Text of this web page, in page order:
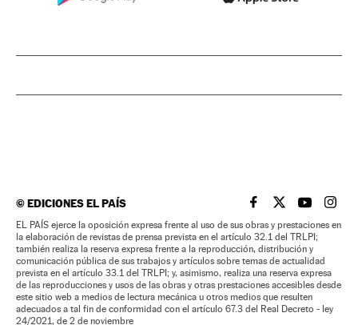
©EDICIONES EL PAÍS EL PAÍS BRASIL EN
EL PAÍSEL PAÍS
EL
EL PAÍS ejerce la oposición expresa frente al uso de sus obras y prestaciones en
la elaboración de revistas de prensa prevista en el artículo 32.1 del TRLPI;
también realiza la reserva expresa frente a la reproducción, distribución y
comunicación pública de sus trabajos y artículos sobre temas de actualidad
prevista en el artículo 33.1 del TRLPI; y, asimismo, realiza una reserva expresa
de las reproducciones y usos de las obras y otras prestaciones accesibles desde
este sitio web a medios de lectura mecánica u otros medios que resulten
adecuados a tal fin de conformidad con el artículo 67.3 del Real Decreto - ley
24/2021, de 2 de noviembre